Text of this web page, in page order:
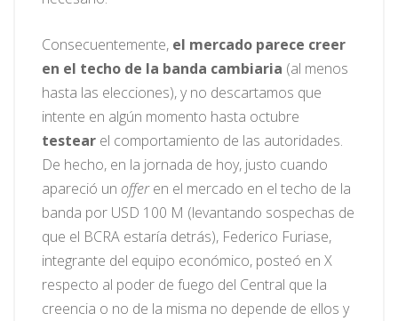
Consecuentemente, el mercado parece creer
en el techo de la banda cambiaria (al menos
hasta las elecciones), y no descartamos que
intente en algún momento hasta octubre
testear el comportamiento de las autoridades.
De hecho, en la jornada de hoy, justo cuando
apareció un offeren el mercado en el techo de la
banda por USD 100 M (levantando sospechas de
que el BCRA estaría detrás), Federico Furiase,
integrante del equipo económico, posteó en X
respecto al poder de fuego del Central que la
creencia o no de la misma no depende de ellos y